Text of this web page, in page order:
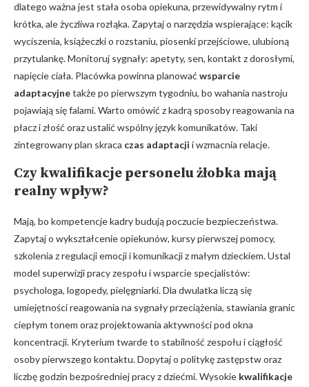
dlatego ważna jest stała osoba opiekuna, przewidywalny rytm i
krótka, ale życzliwa rozłąka. Zapytaj o narzędzia wspierające: kącik
wyciszenia, książeczki o rozstaniu, piosenki przejściowe, ulubioną
przytulankę. Monitoruj sygnały: apetyty, sen, kontakt z dorosłymi,
napięcie ciała. Placówka powinna planować wsparcie
adaptacyjnetakże po pierwszym tygodniu, bo wahania nastroju
pojawiają się falami. Warto omówić z kadrą sposoby reagowania na
płacz i złość oraz ustalić wspólny język komunikatów. Taki
zintegrowany plan skraca czas adaptacji i wzmacnia relacje.
Czy kwalifikacje personelużłobka mają
realny wpływ?
Mają, bo kompetencje kadry budują poczucie bezpieczeństwa.
Zapytaj o wykształcenie opiekunów, kursy pierwszej pomocy,
szkolenia z regulacji emocji i komunikacji z małym dzieckiem. Ustal
model superwizji pracy zespołu i wsparcie specjalistów:
psychologa, logopedy, pielęgniarki. Dla dwulatka liczą się
umiejętności reagowania na sygnały przeciążenia, stawiania granic
ciepłym tonem oraz projektowania aktywności pod okna
koncentracji. Kryterium twarde to stabilność zespołu i ciągłość
osoby pierwszego kontaktu. Dopytaj o politykę zastępstw oraz
liczbę godzin bezpośredniej pracy z dziećmi. Wysokie kwalifikacje